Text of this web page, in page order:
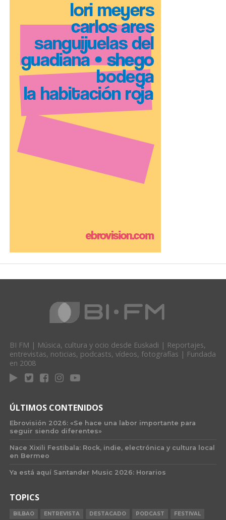
BI FM | Música, cultura y ocio desde Euskadi | Reportajes,
entrevistas, noticias, podcasts, vídeos, fotografías | Fundada
en 2008
ÚLTIMOS CONTENIDOS
Ebrovisión 2026: «Se hace una labor importante para
seguir siendo diferentes»
Nace Xixili Festibala: Rock, indie, electrónica y cultura local
en Bermeo
Ya está aquí Santander Music 2026: Horarios
TOPICS
BILBAO ENTREVISTA DESTACADO PODCAST FESTIVAL